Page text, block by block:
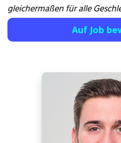
gleichermaßen für alle
Auf Job